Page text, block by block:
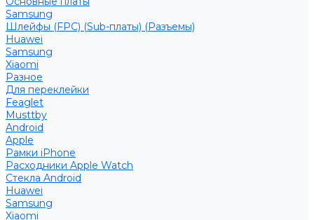
Samsung
Шлейфы (FPC) (Sub-платы) (Разъемы)
Huawei
Samsung
Xiaomi
Разное
Для переклейки
Feaglet
Musttby
Android
Apple
Рамки iPhone
Расходники Apple Watch
Стекла Android
Huawei
Samsung
Xiaomi